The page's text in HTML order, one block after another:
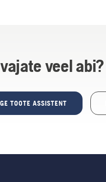
veel abi?
TOOTE ASSISTENT